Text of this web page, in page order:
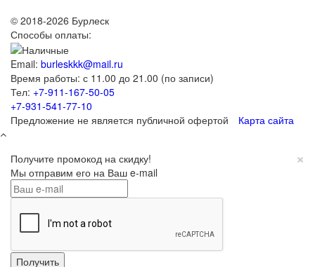
© 2018-2026 Бурлеск
Способы оплаты:
Email: burleskkk@mail.ru
Время работы: с 11.00 до 21.00 (по записи)
Тел: +7-911-167-50-05
+7-931-541-77-10
Предложение не является публичной офертой
Карта сайта
×
Получите промокод на скидку!
Мы отправим его на Ваш e-mail